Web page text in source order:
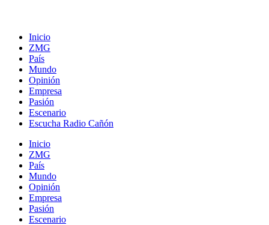
Inicio
ZMG
País
Mundo
Opinión
Empresa
Pasión
Escenario
Escucha Radio Cañón
Inicio
ZMG
País
Mundo
Opinión
Empresa
Pasión
Escenario